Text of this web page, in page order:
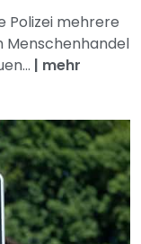
Polizei mehrere
Menschenhandel
| mehr